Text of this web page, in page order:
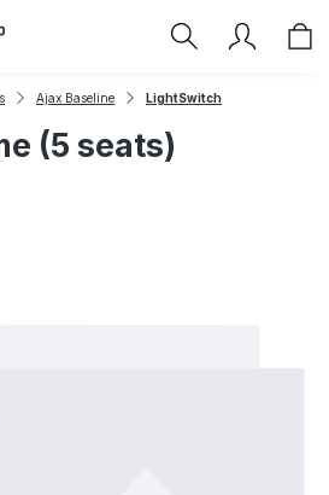
Ajax Baseline LightSwitch
(5 seats)